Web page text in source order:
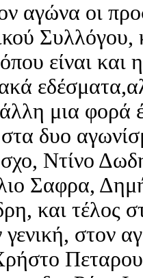
αγώνα οι
είναι και η
μια φορά
στα δυο
Ντίνο
Σαφρα,
και τέλος
γενική,